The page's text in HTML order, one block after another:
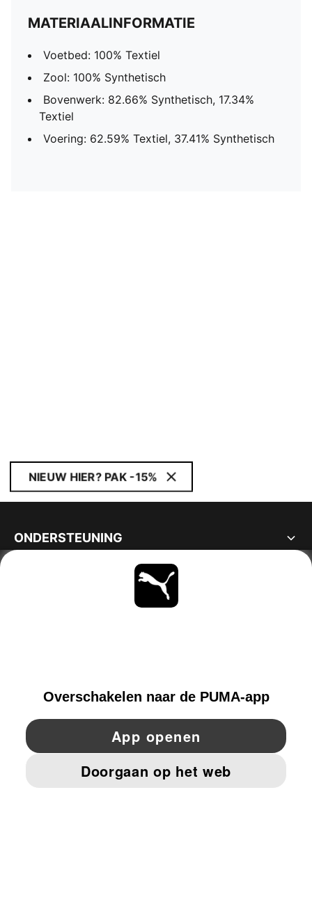
MATERIAALINFORMATIE
Voetbed: 100% Textiel
Zool: 100% Synthetisch
Bovenwerk: 82.66% Synthetisch, 17.34%
Textiel
Voering: 62.59% Textiel, 37.41% Synthetisch
NIEUW HIER? PAK -15%
ONDERSTEUNING
YouTube Twitter
BEDRIJFSGEGEVENS EN JURIDISCHE GEGEVENS